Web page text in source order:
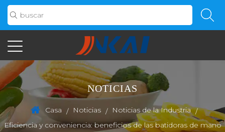
NOTICIAS
Casa / Noticias / Noticias de la Industria /
Eficiencia y conveniencia: beneficios de las batidoras de mano